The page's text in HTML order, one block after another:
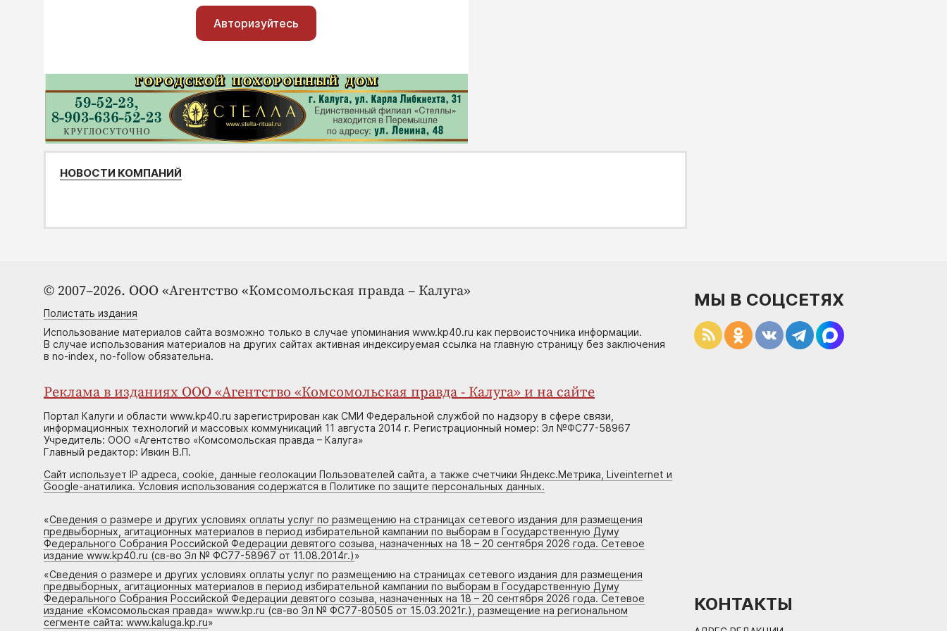
Авторизуйтесь
НОВОСТИ КОМПАНИЙ
© 2007–2026. ООО «Агентство «Комсомольская правда – Калуга»
Полистать издания
Использование материалов сайта возможно только в случае упоминания www.kp40.ru как первоисточника информации.
В случае использования материалов на других сайтах активная индексируемая ссылка на главную страницу без заключения
в no-index, no-follow обязательна.
Реклама в изданиях ООО «Агентство «Комсомольская правда - Калуга» и на сайте
Портал Калуги и области www.kp40.ru зарегистрирован как СМИ Федеральной службой по надзору в сфере связи,
информационных технологий и массовых коммуникаций 11 августа 2014 г. Регистрационный номер: Эл №ФС77-58967
Учредитель: ООО «Агентство «Комсомольская правда – Калуга»
Главный редактор: Ивкин В.П.
Сайт использует IP адреса, cookie, данные геолокации Пользователей сайта, а также счетчики Яндекс.Метрика, Liveinternet и
Google-анатилика. Условия использования содержатся в Политике по защите персональных данных.
«Сведения о размере и других условиях оплаты услуг по размещению на страницах сетевого издания для размещения
предвыборных, агитационных материалов в период избирательной кампании по выборам в Государственную Думу
Федерального Собрания Российской Федерации девятого созыва, назначенных на 18 – 20 сентября 2026 года. Сетевое
издание www.kp40.ru (св-во Эл № ФС77-58967 от 11.08.2014г.)»
«Сведения о размере и других условиях оплаты услуг по размещению на страницах сетевого издания для размещения
предвыборных, агитационных материалов в период избирательной кампании по выборам в Государственную Думу
Федерального Собрания Российской Федерации девятого созыва, назначенных на 18 – 20 сентября 2026 года. Сетевое
издание «Комсомольская правда» www.kp.ru (св-во Эл № ФС77-80505 от 15.03.2021г.), размещение на региональном
сегменте сайта: www.kaluga.kp.ru»
МЫ В СОЦСЕТЯХ
КОНТАКТЫ